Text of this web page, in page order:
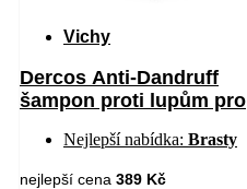
Vichy
Dercos Anti-Dandruff
šampon proti lupům pro
Nejlepší nabídka: Brasty
nejlepší cena 389 Kč